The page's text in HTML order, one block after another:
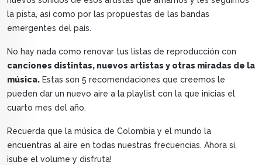
la pista, así como por las propuestas de las bandas
emergentes del país.
No hay nada como renovar tus listas de reproducción con
canciones distintas, nuevos artistas y otras miradas de la
música. Estas son 5 recomendaciones que creemos le
pueden dar un nuevo aire a la playlist con la que inicias el
cuarto mes del año.
Recuerda que la música de Colombia y el mundo la
encuentras al aire en todas nuestras frecuencias. Ahora sí,
¡sube el volume y disfruta!